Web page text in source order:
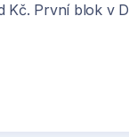
Kč. První blok v